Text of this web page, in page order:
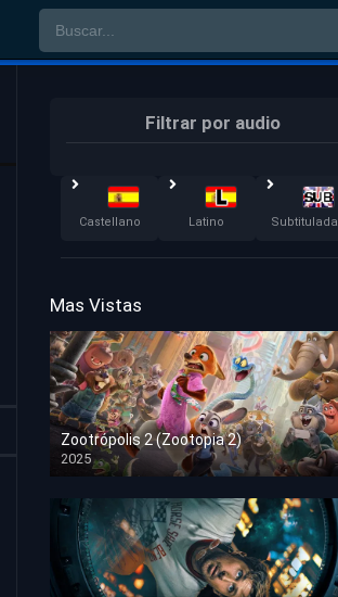
Filtrar por audio
Castellano Latino Subtitulada
Mas Vistas
Zootrópolis 2 (Zootopia 2)
2025
HD 1080p